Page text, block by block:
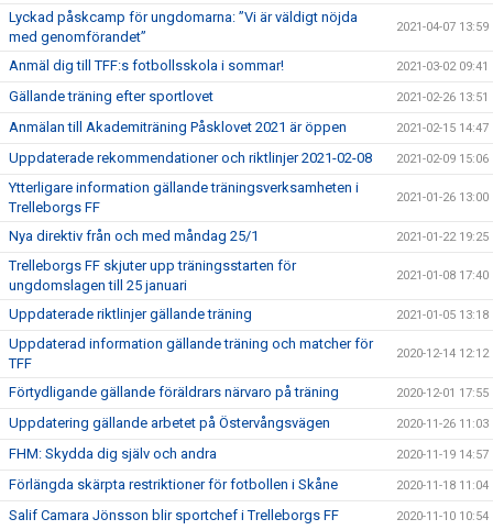
Lyckad påskcamp för ungdomarna: ”Vi är väldigt nöjda
med genomförandet”
2021-04-07 13:59
Anmäl dig till TFF:s fotbollsskola i sommar! 2021-03-02 09:41
Gällande träning efter sportlovet 2021-02-26 13:51
Anmälan till Akademiträning Påsklovet 2021 är öppen 2021-02-15 14:47
Uppdaterade rekommendationer och riktlinjer 2021-02-08 2021-02-09 15:06
Ytterligare information gällande träningsverksamheten i
Trelleborgs FF
2021-01-26 13:00
Nya direktiv från och med måndag 25/1 2021-01-22 19:25
Trelleborgs FF skjuter upp träningsstarten för
ungdomslagen till 25 januari
2021-01-08 17:40
Uppdaterade riktlinjer gällande träning 2021-01-05 13:18
Uppdaterad information gällande träning och matcher för
TFF
2020-12-14 12:12
Förtydligande gällande föräldrars närvaro på träning 2020-12-01 17:55
Uppdatering gällande arbetet på Östervångsvägen 2020-11-26 11:03
FHM: Skydda dig själv och andra 2020-11-19 14:57
Förlängda skärpta restriktioner för fotbollen i Skåne 2020-11-18 11:04
Salif Camara Jönsson blir sportchef i Trelleborgs FF 2020-11-10 10:54